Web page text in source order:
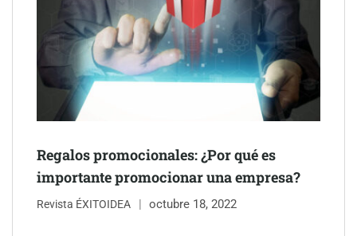
Schaeffler mejora su rentabilidad en el primer semestre de 2026
NOVA: innovación y diseño que transforman espacios de la
mano de Tormo Franquicias
Regalos promocionales: ¿Por qué es
importante promocionar una empresa?
Revista ÉXITOIDEA octubre 18, 2022